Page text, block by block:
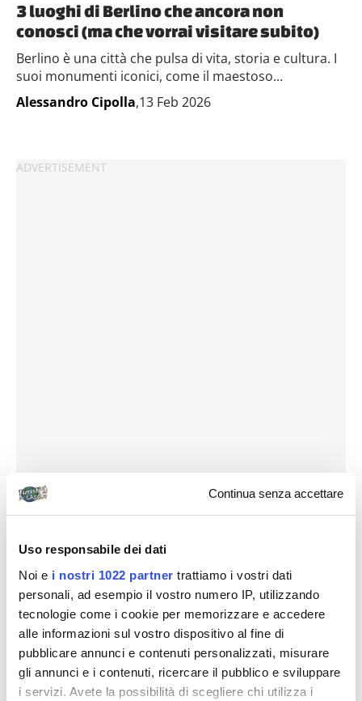
Continua senza accettare
Uso responsabile dei dati
Noi e i nostri 1022 partner trattiamo i vostri dati
personali, ad esempio il vostro numero IP, utilizzando
tecnologie come i cookie per memorizzare e accedere
alle informazioni sul vostro dispositivo al fine di
pubblicare annunci e contenuti personalizzati, misurare
gli annunci e i contenuti, ricercare il pubblico e sviluppare
i servizi. Avete la possibilità di scegliere chi utilizza i
3 luoghi di Berlino che ancora non
conosci (ma che vorrai visitare subito)
Berlino è una città che pulsa di vita, storia e cultura. I
suoi monumenti iconici, come il maestoso...
Alessandro Cipolla,13 Feb 2026
Destinazioni